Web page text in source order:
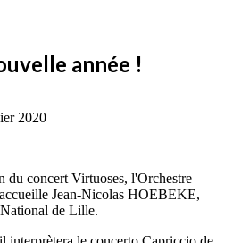
année !
2020
du concert Virtuoses, l'Orchestre
Jean-Nicolas HOEBEKE,
National de Lille.